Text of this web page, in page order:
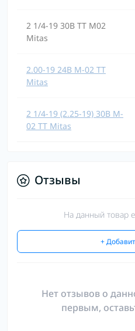
2 1/4-19 30B TT M02
Mitas
2.00-19 24B M-02 TT
Mitas
2 1/4-19 (2.25-19) 30B M-
02 TT Mitas
Отзывы
На данный товар
+
Нет отзывов о
первым,